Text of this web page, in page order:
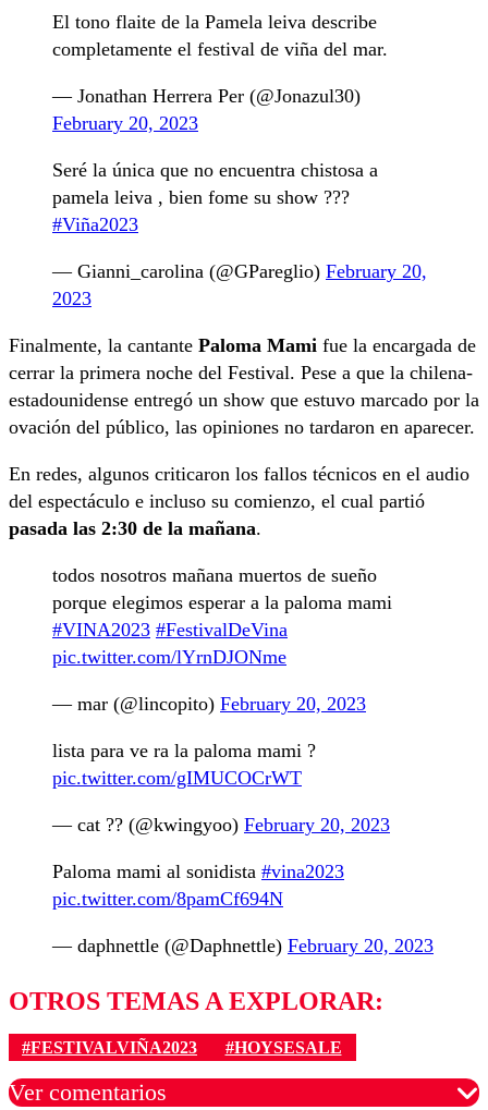
El tono flaite de la Pamela leiva describe
completamente el festival de viña del mar.
— Jonathan Herrera Per (@Jonazul30)
February 20, 2023
Seré la única que no encuentra chistosa a
pamela leiva , bien fome su show ???
#Viña2023
— Gianni_carolina (@GPareglio) February 20,
2023
Finalmente, la cantante Paloma Mami fue la encargada de
cerrar la primera noche del Festival. Pese a que la chilena-
estadounidense entregó un show que estuvo marcado por la
ovación del público, las opiniones no tardaron en aparecer.
En redes, algunos criticaron los fallos técnicos en el audio
del espectáculo e incluso su comienzo, el cual partió
pasada las 2:30 de la mañana.
todos nosotros mañana muertos de sueño
porque elegimos esperar a la paloma mami
#VINA2023 #FestivalDeVina
pic.twitter.com/lYrnDJONme
— mar (@lincopito) February 20, 2023
lista para ve ra la paloma mami ?
pic.twitter.com/gIMUCOCrWT
— cat ?? (@kwingyoo) February 20, 2023
Paloma mami al sonidista #vina2023
pic.twitter.com/8pamCf694N
— daphnettle (@Daphnettle) February 20, 2023
OTROS TEMAS A EXPLORAR:
#FESTIVALVIÑA2023 #HOYSESALE
Ver comentarios